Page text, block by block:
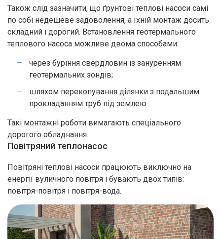
Також слід зазначити, що ґрунтові теплові насоси самі
по собі недешеве задоволення, а їхній монтаж досить
складний і дорогий. Встановлення геотермального
теплового насоса можливе двома способами:
через буріння свердловин із зануренням
геотермальних зондів;
шляхом перекопування ділянки з подальшим
прокладанням труб під землею.
Такі монтажні роботи вимагають спеціального
дорогого обладнання.
Повітряний теплонасос
Повітряні теплові насоси працюють виключно на
енергії вуличного повітря і бувають двох типів:
повітря-повітря і повітря-вода.